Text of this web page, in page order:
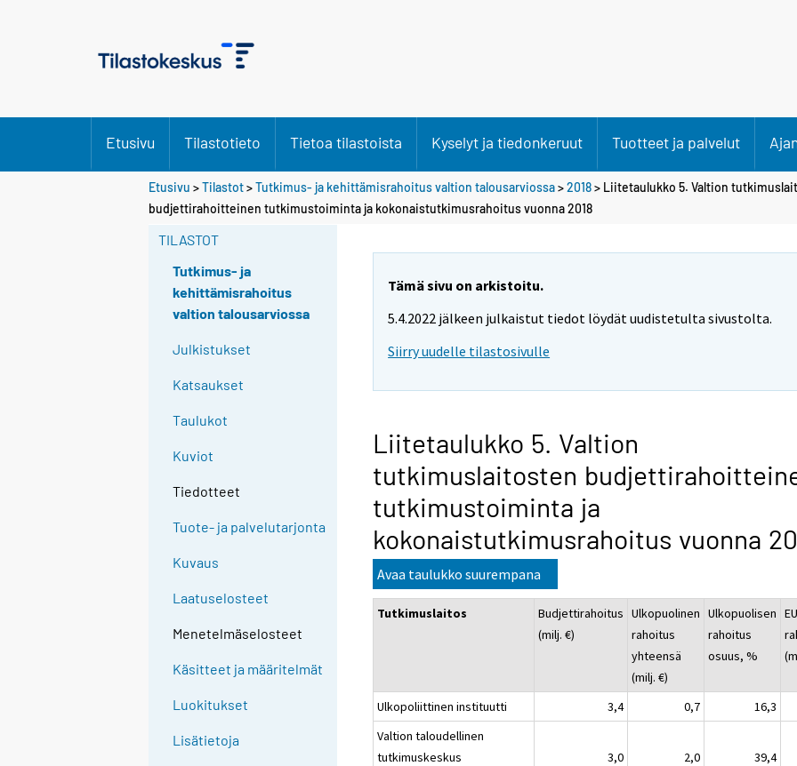
Etusivu Tilastotieto Tietoa tilastoista Kyselyt ja tiedonkeruut Tuotteet ja palvelut
Etusivu >Tilastot>Tutkimus- ja kehittämisrahoitus valtion talousarviossa>2018> Liitetaulukko 5. Valtion
budjettirahoitteinen tutkimustoiminta ja kokonaistutkimusrahoitus vuonna 2018
TILASTOT
Tutkimus- ja
kehittämisrahoitus
valtion talousarviossa
Julkistukset
Katsaukset
Taulukot
Kuviot
Tiedotteet
Tuote- ja palvelutarjonta
Kuvaus
Laatuselosteet
Menetelmäselosteet
Käsitteet ja määritelmät
Luokitukset
Lisätietoja
Tämä sivu on arkistoitu.
5.4.2022 jälkeen julkaistut tiedot löydät uudistetulta sivustolta.
Siirry uudelle tilastosivulle
Liitetaulukko 5. Valtion
tutkimuslaitosten
tutkimustoiminta ja
kokonaistutkimusrahoitus vuonna
Avaa taulukko suurempana
Tutkimuslaitos
Budjettirahoitus
(milj. €)
Ulkopuolinen
rahoitus
yhteensä
(milj. €)
Ulkopuolisen
rahoitus
osuus, %
Ulkopoliittinen instituutti 3,4 0,7
16,3
Valtion taloudellinen
tutkimuskeskus
3,0 2,0
39,4